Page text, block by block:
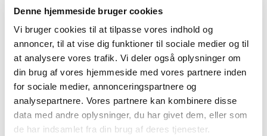
Denne hjemmeside bruger cookies
Vi bruger cookies til at tilpasse vores indhold og
annoncer, til at vise dig funktioner til sociale medier og til
at analysere vores trafik. Vi deler også oplysninger om
din brug af vores hjemmeside med vores partnere inden
for sociale medier, annonceringspartnere og
analysepartnere. Vores partnere kan kombinere disse
data med andre oplysninger, du har givet dem, eller som
de har indsamlet fra din brug af deres tjenester.